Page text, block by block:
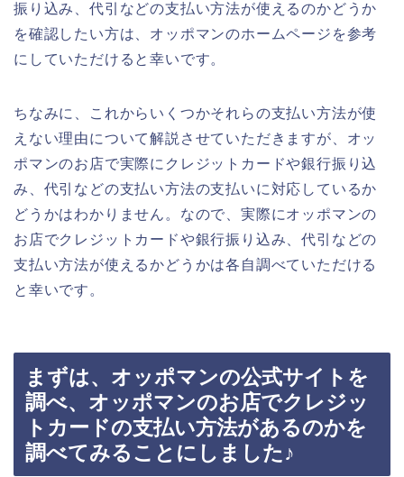
振り込み、代引などの支払い方法が使えるのかどうか
を確認したい方は、オッポマンのホームページを参考
にしていただけると幸いです。
ちなみに、これからいくつかそれらの支払い方法が使
えない理由について解説させていただきますが、オッ
ポマンのお店で実際にクレジットカードや銀行振り込
み、代引などの支払い方法の支払いに対応しているか
どうかはわかりません。なので、実際にオッポマンの
お店でクレジットカードや銀行振り込み、代引などの
支払い方法が使えるかどうかは各自調べていただける
と幸いです。
まずは、オッポマンの公式サイトを
調べ、オッポマンのお店でクレジッ
トカードの支払い方法があるのかを
調べてみることにしました♪